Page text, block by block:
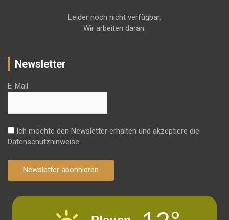
Leider noch nicht verfügbar.
Wir arbeiten daran.
Newsletter
E-Mail
Ich möchte den Newsletter erhalten und akzeptiere die
Datenschutzhinweise.
Newsletter abonnieren